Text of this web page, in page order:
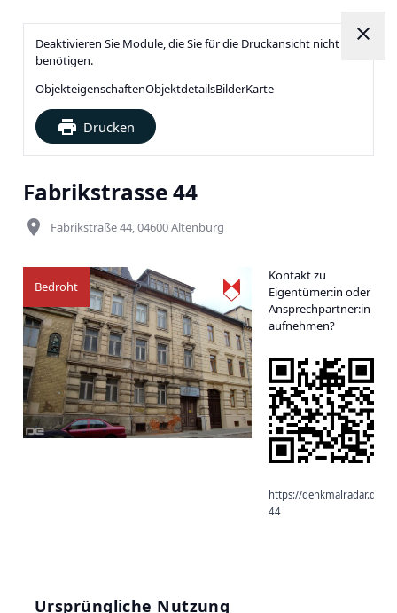
Deaktivieren Sie Module, die Sie für die Druckansicht nicht
benötigen.
ObjekteigenschaftenObjektdetailsBilderKarte
print Drucken
close
Fabrikstrasse 44
place Fabrikstraße 44, 04600 Altenburg
Bedroht
Kontakt zu
Eigentümer:in oder
Ansprechpartner:in
aufnehmen?
https://denkmalradar.de/
44
Ursprüngliche Nutzung